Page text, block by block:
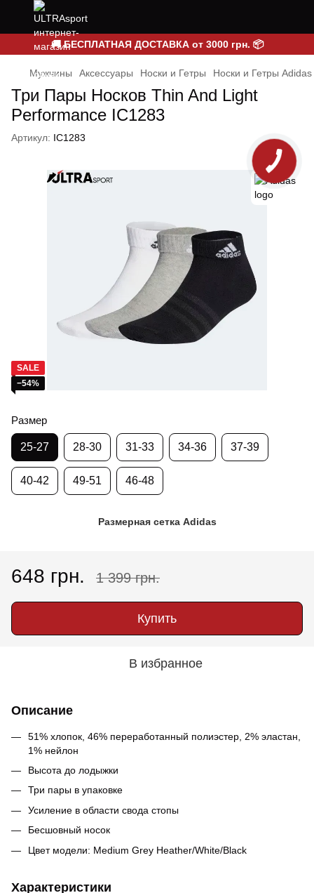
🚚 БЕСПЛАТНАЯ ДОСТАВКА от 3000 грн. 📦
Мужчины Аксессуары Носки и Гетры Носки и Гетры Adidas
Три Пары Носков Thin And Light
Performance IC1283
Артикул: IC1283
SALE
−54%
Размер
25-27 28-30 31-33 34-36 37-39
40-42 49-51 46-48
Размерная сетка Adidas
648 грн. 1 399 грн.
Купить
В избранное
Описание
51% хлопок, 46% переработанный полиэстер, 2% эластан,
1% нейлон
Высота до лодыжки
Три пары в упаковке
Усиление в области свода стопы
Бесшовный носок
Цвет модели: Medium Grey Heather/White/Black
Характеристики